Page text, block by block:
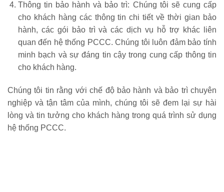
Thông tin bảo hành và bảo trì: Chúng tôi sẽ cung cấp
cho khách hàng các thông tin chi tiết về thời gian bảo
hành, các gói bảo trì và các dịch vụ hỗ trợ khác liên
quan đến hệ thống PCCC. Chúng tôi luôn đảm bảo tính
minh bạch và sự đáng tin cậy trong cung cấp thông tin
cho khách hàng.
Chúng tôi tin rằng với chế độ bảo hành và bảo trì chuyên
nghiệp và tận tâm của mình, chúng tôi sẽ đem lại sự hài
lòng và tin tưởng cho khách hàng trong quá trình sử dụng
hệ thống PCCC.